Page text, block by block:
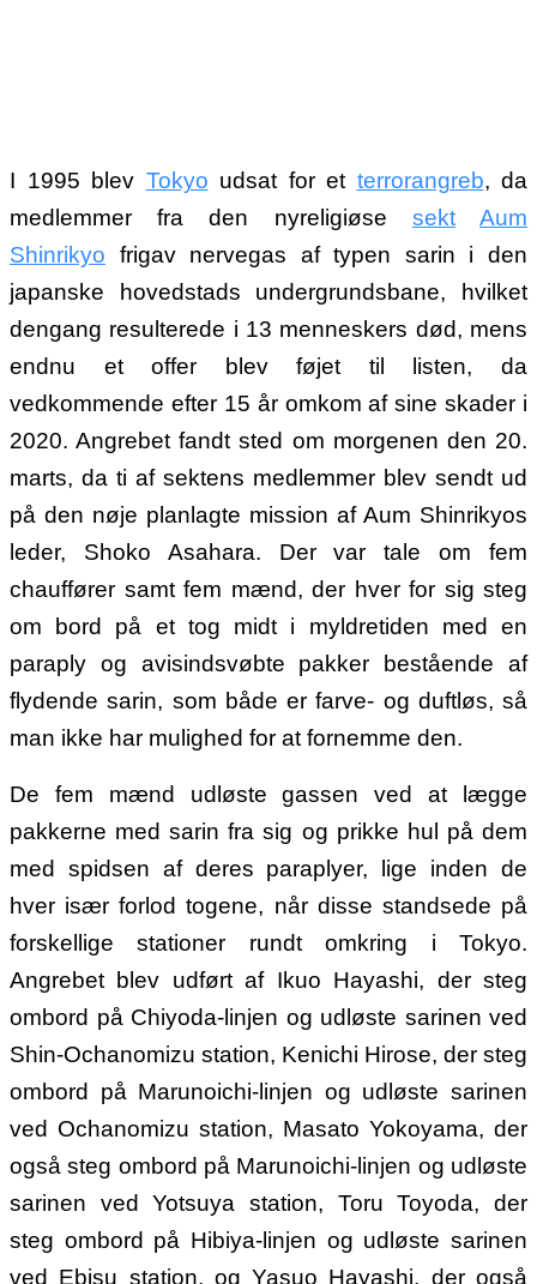
I 1995 blev Tokyo udsat for et terrorangreb, da
medlemmer fra den nyreligiøse sekt
Aum
Shinrikyo frigav nervegas af typen sarin i den
japanske hovedstads undergrundsbane, hvilket
dengang resulterede i 13 menneskers død, mens
endnu et offer blev føjet til listen, da
vedkommende efter 15 år omkom af sine skader i
2020.Angrebet fandt sted om morgenen den 20.
marts, da ti af sektens medlemmer blev sendt ud
på den nøje planlagte mission af Aum Shinrikyos
leder, Shoko Asahara. Der var tale om fem
chauffører samt fem mænd, der hver for sig steg
om bord på et tog midt i myldretiden med en
paraply og avisindsvøbte pakker bestående af
flydende sarin, som både er farve- og duftløs, så
man ikke har mulighed for at fornemme den.
De fem mænd udløste gassen ved at lægge
pakkerne med sarin fra sig og prikke hul på dem
med spidsen af deres paraplyer, lige inden de
hver især forlod togene, når disse standsede på
forskellige stationer rundt omkring i Tokyo.
Angrebet blev udført af Ikuo Hayashi, der steg
ombord på Chiyoda-linjen og udløste sarinen ved
Shin-Ochanomizu station, Kenichi Hirose, der steg
ombord på Marunoichi-linjen og udløste sarinen
ved Ochanomizu station, Masato Yokoyama, der
også steg ombord på Marunoichi-linjen og udløste
sarinen ved Yotsuya station, Toru Toyoda, der
steg ombord på Hibiya-linjen og udløste sarinen
ved Ebisu station, og Yasuo Hayashi, der også